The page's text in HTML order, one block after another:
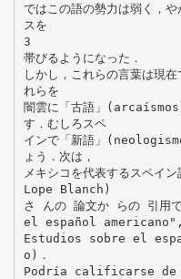
ではこの語の勢力は弱く，
スを
3
帯びるようになった．
しかし，これらの言葉は現
れらを
闇雲に「古語」
す．むしろスペ
インで「新語」
ょう．次は，
メキシコを代表するスペイ
Lope Blanch)
さ んの 論文か らの 引
el español americano",
Estudios sobre el
o)．
Podría calificarse de